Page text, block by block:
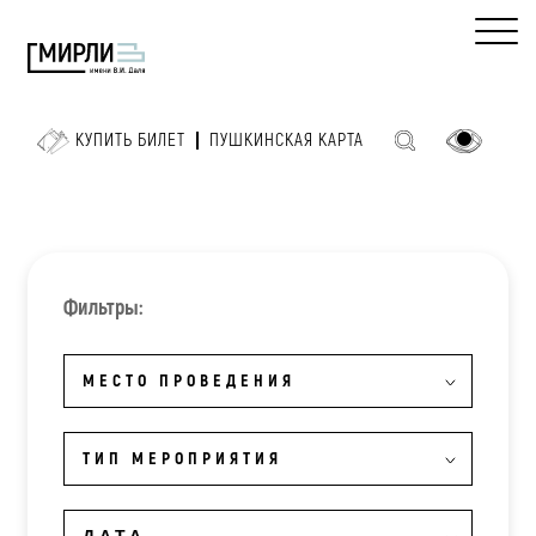
КУПИТЬ БИЛЕТ ПУШКИНСКАЯ КАРТА
Фильтры:
МЕСТО ПРОВЕДЕНИЯ
ТИП МЕРОПРИЯТИЯ